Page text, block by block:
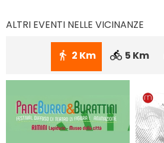
ALTRI EVENTI NELLE VICINANZE
2 Km 5 Km